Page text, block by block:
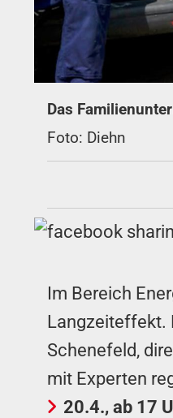
Das
Foto: Diehn
Im Bereich
Langzeiteffekt.
Schenefeld,
mit Experten
20.4., ab 17